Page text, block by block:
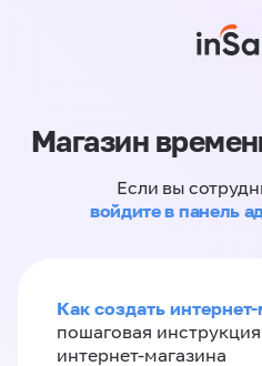
Магазин
Если вы
войдите в панель
Как создать
пошаговая
интернет-магазина